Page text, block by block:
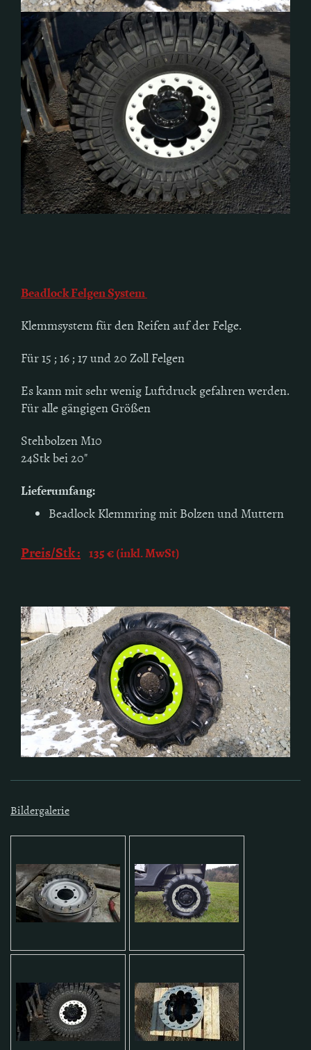
Beadlock Felgen System
Klemmsystem für den Reifen auf der Felge.
Für 15 ; 16 ; 17 und 20 Zoll Felgen
Es kann mit sehr wenig Luftdruck gefahren werden.
Für alle gängigen Größen
Stehbolzen M10
24Stk bei 20"
Lieferumfang:
Beadlock Klemmring mit Bolzen und Muttern
Preis/Stk : 135 € (inkl. MwSt)
Bildergalerie